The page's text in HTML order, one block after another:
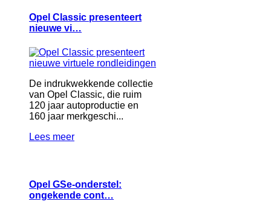
Opel Classic presenteert
nieuwe vi…
De indrukwekkende collectie
van Opel Classic, die ruim
120 jaar autoproductie en
160 jaar merkgeschi...
Lees meer
Opel GSe-onderstel:
ongekende cont…